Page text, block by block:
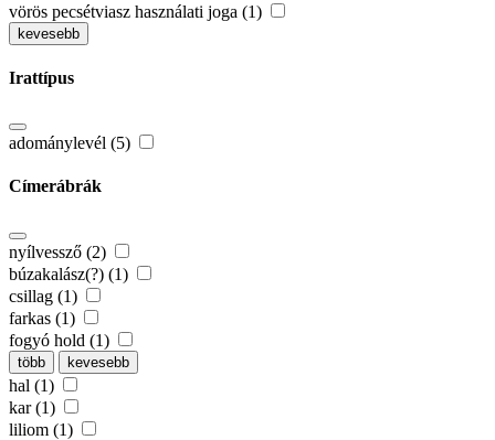
vörös pecsétviasz használati joga (1)
kevesebb
Irattípus
adománylevél (5)
Címerábrák
nyílvessző (2)
búzakalász(?) (1)
csillag (1)
farkas (1)
fogyó hold (1)
több kevesebb
hal (1)
kar (1)
liliom (1)